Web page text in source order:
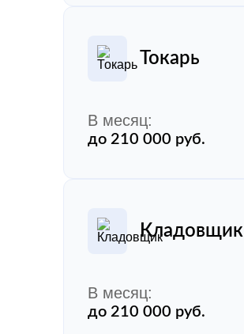
Токарь
В месяц:
до 210 000 руб.
Кладовщик
В месяц:
до 210 000 руб.